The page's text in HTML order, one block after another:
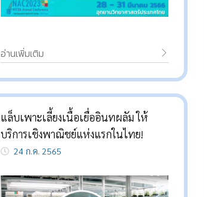
อ่านเพิ่มเติม
แล็บเพาะเลี้ยงเนื้อเยื่ออินทผลัม ให้
บริการเชิงพาณิชย์แห่งแรกในไทย!
24 ก.ค. 2565